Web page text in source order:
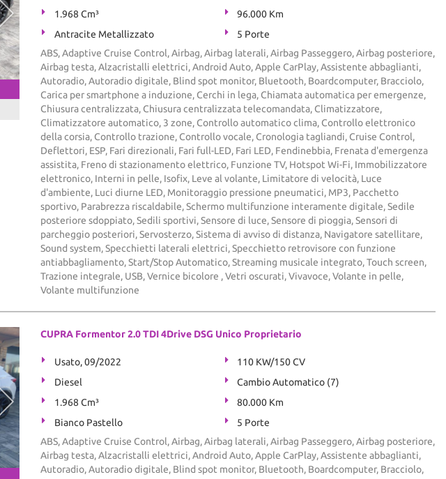
1.968 Cm³
96.000 Km
Antracite Metallizzato
5 Porte
ABS, Adaptive Cruise Control, Airbag, Airbag laterali, Airbag Passeggero, Airbag posteriore,
Airbag testa, Alzacristalli elettrici, Android Auto, Apple CarPlay, Assistente abbaglianti,
Autoradio, Autoradio digitale, Blind spot monitor, Bluetooth, Boardcomputer, Bracciolo,
Carica per smartphone a induzione, Cerchi in lega, Chiamata automatica per emergenze,
Chiusura centralizzata, Chiusura centralizzata telecomandata, Climatizzatore,
Climatizzatore automatico, 3 zone, Controllo automatico clima, Controllo elettronico
della corsia, Controllo trazione, Controllo vocale, Cronologia tagliandi, Cruise Control,
Deflettori, ESP, Fari direzionali, Fari full-LED, Fari LED, Fendinebbia, Frenata d'emergenza
assistita, Freno di stazionamento elettrico, Funzione TV, Hotspot Wi-Fi, Immobilizzatore
elettronico, Interni in pelle, Isofix, Leve al volante, Limitatore di velocità, Luce
d'ambiente, Luci diurne LED, Monitoraggio pressione pneumatici, MP3, Pacchetto
sportivo, Parabrezza riscaldabile, Schermo multifunzione interamente digitale, Sedile
posteriore sdoppiato, Sedili sportivi, Sensore di luce, Sensore di pioggia, Sensori di
parcheggio posteriori, Servosterzo, Sistema di avviso di distanza, Navigatore satellitare,
Sound system, Specchietti laterali elettrici, Specchietto retrovisore con funzione
antiabbagliamento, Start/Stop Automatico, Streaming musicale integrato, Touch screen,
Trazione integrale, USB, Vernice bicolore , Vetri oscurati, Vivavoce, Volante in pelle,
Volante multifunzione
CUPRA Formentor 2.0 TDI 4Drive DSG Unico Proprietario
Usato, 09/2022
110 KW/150 CV
Diesel
Cambio Automatico (7)
1.968 Cm³
80.000 Km
Bianco Pastello
5 Porte
ABS, Adaptive Cruise Control, Airbag, Airbag laterali, Airbag Passeggero, Airbag posteriore,
Airbag testa, Alzacristalli elettrici, Android Auto, Apple CarPlay, Assistente abbaglianti,
Autoradio, Autoradio digitale, Blind spot monitor, Bluetooth, Boardcomputer, Bracciolo,